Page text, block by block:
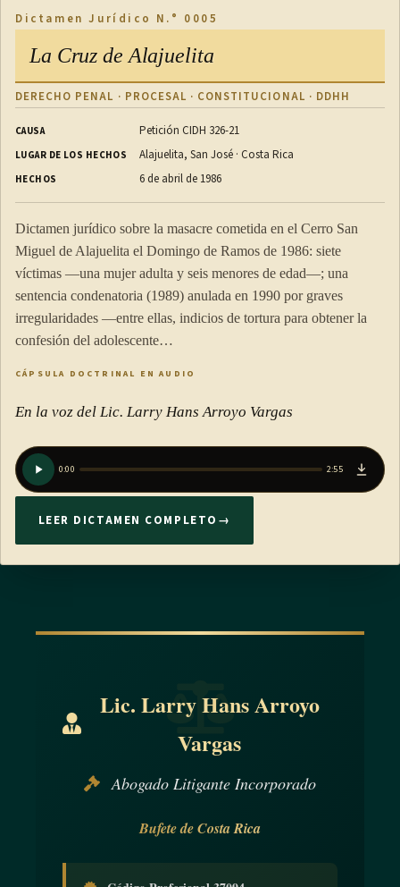
Dictamen Jurídico N.° 0005
La Cruz de Alajuelita
DERECHO PENAL · PROCESAL · CONSTITUCIONAL · DDHH
CAUSA Petición CIDH 326-21
LUGAR DE LOS HECHOS Alajuelita, San José · Costa Rica
HECHOS 6 de abril de 1986
Dictamen jurídico sobre la masacre cometida en el Cerro San
Miguel de Alajuelita el Domingo de Ramos de 1986: siete
víctimas —una mujer adulta y seis menores de edad—; una
sentencia condenatoria (1989) anulada en 1990 por graves
irregularidades —entre ellas, indicios de tortura para obtener la
confesión del adolescente…
CÁPSULA DOCTRINAL EN AUDIO
En la voz del Lic. Larry Hans Arroyo Vargas
0:00 2:55
LEER DICTAMEN COMPLETO →
Lic. Larry Hans Arroyo
Vargas
Abogado Litigante Incorporado
Bufete de Costa Rica